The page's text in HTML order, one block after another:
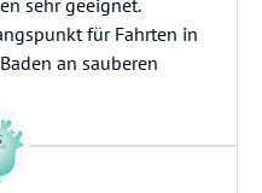
sehr geeignet.
für Fahrten in
an sauberen